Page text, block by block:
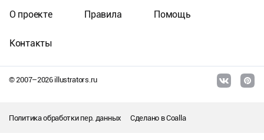
© 2007–2026illustrators.ru
О проекте Правила Помощь
Контакты
Политика обработки пер. данных Сделано вCoalla